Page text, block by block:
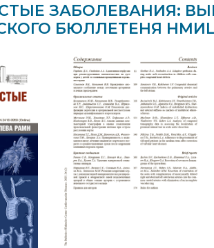
ЗАБОЛЕВАНИЯ:
БЮЛЛЕТЕНЯ